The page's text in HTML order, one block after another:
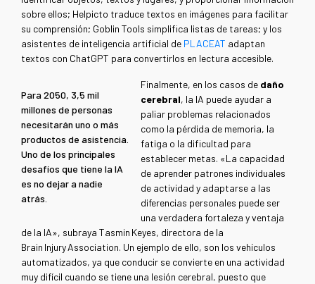
sobre ellos; Helpicto traduce textos en imágenes para facilitar
su comprensión; Goblin Tools simplifica listas de tareas; y los
asistentes de inteligencia artificial de PLACEAT adaptan
textos con ChatGPT para convertirlos en lectura accesible.
Para 2050, 3,5 mil
millones de personas
necesitarán uno o más
productos de asistencia.
Uno de los principales
desafíos que tiene la IA
es no dejar a nadie
atrás.
Finalmente, en los casos de daño
cerebral, la IA puede ayudar a
paliar problemas relacionados
como la pérdida de memoria, la
fatiga o la dificultad para
establecer metas. «La capacidad
de aprender patrones individuales
de actividad y adaptarse a las
diferencias personales puede ser
una verdadera fortaleza y ventaja
de la IA», subraya Tasmin Keyes, directora de la
Brain Injury Association. Un ejemplo de ello, son los vehículos
automatizados, ya que conducir se convierte en una actividad
muy difícil cuando se tiene una lesión cerebral, puesto que